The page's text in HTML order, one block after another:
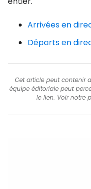
Arrivées en
Départs en
Cet article peut contenir
équipe éditoriale peut
le lien. Voir notre